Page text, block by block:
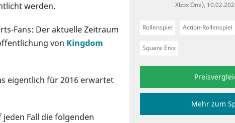
werden.
Fans: Der aktuelle Zeitraum
von Kingdom
eigentlich für 2016 erwartet
Fall die folgenden
Xbox One),
Rollenspiel Action-Rollenspiel
Square Enix
Mehr zum